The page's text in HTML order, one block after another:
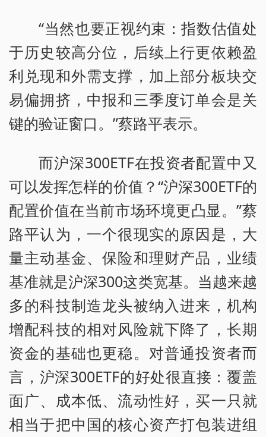
“当然也要正视约束：指数估值处
于历史较高分位，后续上行更依赖盈
利兑现和外需支撑，加上部分板块交
易偏拥挤，中报和三季度订单会是关
键的验证窗口。”蔡路平表示。
而沪深300ETF在投资者配置中又
可以发挥怎样的价值？“沪深300ETF的
配置价值在当前市场环境更凸显。”蔡
路平认为，一个很现实的原因是，大
量主动基金、保险和理财产品，业绩
基准就是沪深300这类宽基。当越来越
多的科技制造龙头被纳入进来，机构
增配科技的相对风险就下降了，长期
资金的基础也更稳。对普通投资者而
言，沪深300ETF的好处很直接：覆盖
面广、成本低、流动性好，买一只就
相当于把中国的核心资产打包装进组